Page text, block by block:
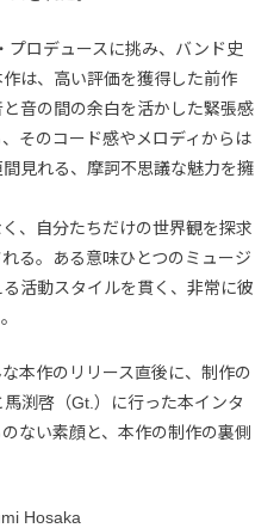
プロデュースに挑み、バンド史
は、高い評価を獲得した前作
と音の間の余白を活かした緊張感
そのコード感やメロディからは
見れる、摩訶不思議な魅力を擁
、自分たちだけの世界観を探求
る。ある意味ひとつのミュージ
活動スタイルを貫く、非常に彼
本作のリリース直後に、制作の
渕啓（Gt.）に行った本インタ
ない素顔と、本作の制作の裏側
Hosaka